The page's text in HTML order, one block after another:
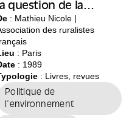
question de la
: Mathieu Nicole |
des ruralistes
: Paris
: 1989
: Livres, revues
Politique de
l'environnement